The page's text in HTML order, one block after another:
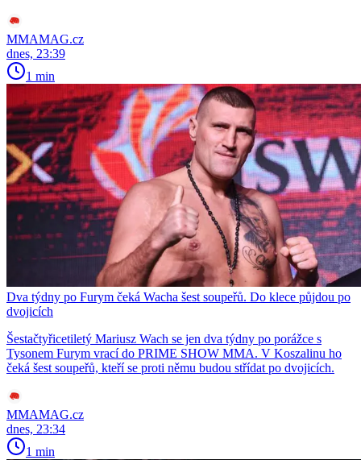
MMAMAG.cz
dnes, 23:39
1 min
Dva týdny po Furym čeká Wacha šest soupeřů. Do klece půjdou po
dvojicích
Šestačtyřicetiletý Mariusz Wach se jen dva týdny po porážce s
Tysonem Furym vrací do PRIME SHOW MMA. V Koszalinu ho
čeká šest soupeřů, kteří se proti němu budou střídat po dvojicích.
MMAMAG.cz
dnes, 23:34
1 min